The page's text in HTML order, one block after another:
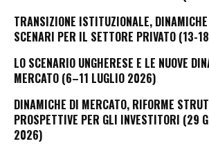
TRANSIZIONE ISTITUZIONALE,
SCENARI PER IL SETTORE PRIVATO (13-
LO SCENARIO UNGHERESE E LE NUOVE
MERCATO (6–11 LUGLIO 2026)
DINAMICHE DI MERCATO, RIFORME
PROSPETTIVE PER GLI INVESTITORI (29
2026)